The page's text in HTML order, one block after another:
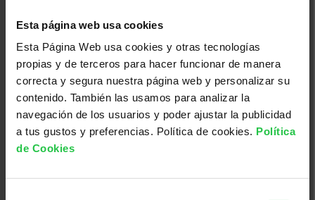
Esta página web usa cookies
Esta Página Web usa cookies y otras tecnologías
propias y de terceros para hacer funcionar de manera
correcta y segura nuestra página web y personalizar su
contenido. También las usamos para analizar la
navegación de los usuarios y poder ajustar la publicidad
a tus gustos y preferencias. Política de cookies. Política
de Cookies
06/10/2026
Rutas saludables - EIBAR